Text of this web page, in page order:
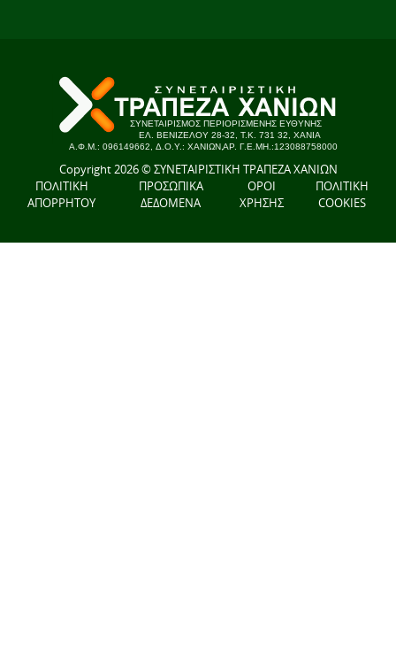
Copyright 2026 © ΣΥΝΕΤΑΙΡΙΣΤΙΚΗ ΤΡΑΠΕΖΑ ΧΑΝΙΩΝ
ΠΟΛΙΤΙΚΗ
ΑΠΟΡΡΗΤΟΥ
ΠΡΟΣΩΠΙΚΑ
ΔΕΔΟΜΕΝΑ
ΟΡΟΙ
ΧΡΗΣΗΣ
ΠΟΛΙΤΙΚΗ
COOKIES